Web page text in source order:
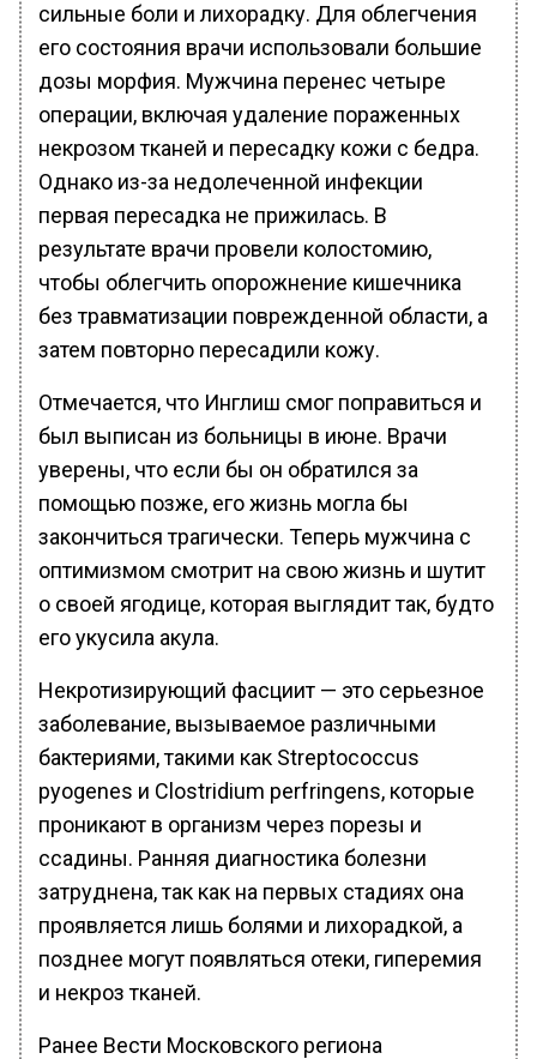
сильные боли и лихорадку. Для облегчения
его состояния врачи использовали большие
дозы морфия. Мужчина перенес четыре
операции, включая удаление пораженных
некрозом тканей и пересадку кожи с бедра.
Однако из-за недолеченной инфекции
первая пересадка не прижилась. В
результате врачи провели колостомию,
чтобы облегчить опорожнение кишечника
без травматизации поврежденной области, а
затем повторно пересадили кожу.
Отмечается, что Инглиш смог поправиться и
был выписан из больницы в июне. Врачи
уверены, что если бы он обратился за
помощью позже, его жизнь могла бы
закончиться трагически. Теперь мужчина с
оптимизмом смотрит на свою жизнь и шутит
о своей ягодице, которая выглядит так, будто
его укусила акула.
Некротизирующий фасциит — это серьезное
заболевание, вызываемое различными
бактериями, такими как Streptococcus
pyogenes и Clostridium perfringens, которые
проникают в организм через порезы и
ссадины. Ранняя диагностика болезни
затруднена, так как на первых стадиях она
проявляется лишь болями и лихорадкой, а
позднее могут появляться отеки, гиперемия
и некроз тканей.
Ранее Вести Московского региона